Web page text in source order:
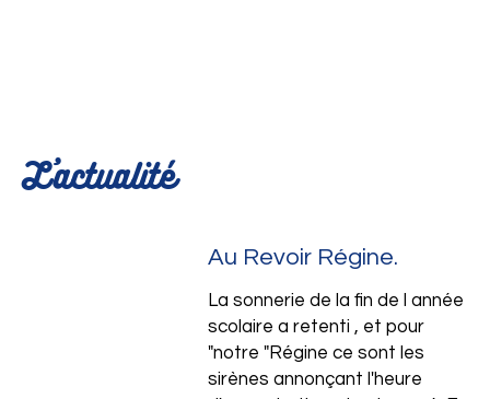
L'actualité
Au Revoir Régine.
La sonnerie de la fin de l année
scolaire a retenti , et pour
"notre "Régine ce sont les
sirènes annonçant l'heure